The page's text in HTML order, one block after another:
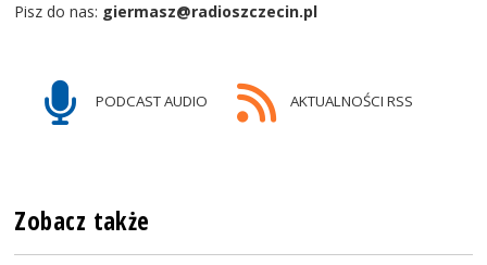
Pisz do nas: giermasz@radioszczecin.pl
PODCAST AUDIO AKTUALNOŚCI RSS
Zobacz także